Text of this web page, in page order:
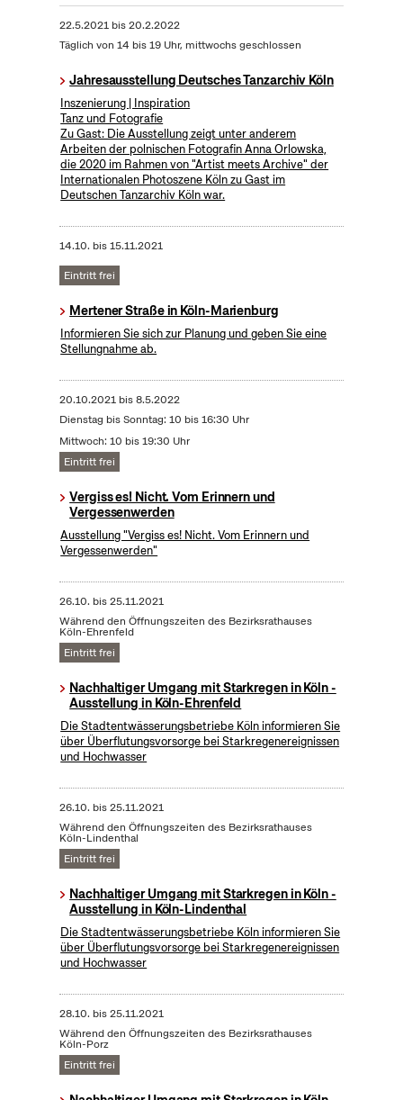
22.5.2021bis20.2.2022
Täglich von 14 bis 19 Uhr, mittwochs geschlossen
Jahresausstellung Deutsches Tanzarchiv Köln
Inszenierung | Inspiration
Tanz und Fotografie
Zu Gast: Die Ausstellung zeigt unter anderem
Arbeiten der polnischen Fotografin Anna Orlowska,
die 2020 im Rahmen von "Artist meets Archive" der
Internationalen Photoszene Köln zu Gast im
Deutschen Tanzarchiv Köln war.
14.10. bis15.11.2021
Eintritt frei
Mertener Straße in Köln-Marienburg
Informieren Sie sich zur Planung und geben Sie eine
Stellungnahme ab.
20.10.2021bis8.5.2022
Dienstag bis Sonntag: 10 bis 16:30 Uhr
Mittwoch: 10 bis 19:30 Uhr
Eintritt frei
Vergiss es! Nicht. Vom Erinnern und
Vergessenwerden
Ausstellung "Vergiss es! Nicht. Vom Erinnern und
Vergessenwerden"
26.10. bis25.11.2021
Während den Öffnungszeiten des Bezirksrathauses
Köln-Ehrenfeld
Eintritt frei
Nachhaltiger Umgang mit Starkregen in Köln -
Ausstellung in Köln-Ehrenfeld
Die Stadtentwässerungsbetriebe Köln informieren Sie
über Überflutungsvorsorge bei Starkregenereignissen
und Hochwasser
26.10. bis25.11.2021
Während den Öffnungszeiten des Bezirksrathauses
Köln-Lindenthal
Eintritt frei
Nachhaltiger Umgang mit Starkregen in Köln -
Ausstellung in Köln-Lindenthal
Die Stadtentwässerungsbetriebe Köln informieren Sie
über Überflutungsvorsorge bei Starkregenereignissen
und Hochwasser
28.10. bis25.11.2021
Während den Öffnungszeiten des Bezirksrathauses
Köln-Porz
Eintritt frei